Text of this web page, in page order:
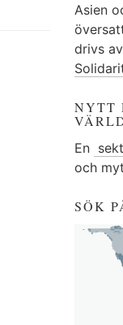
Asien
drivs
NYTT
En
och
SÖK